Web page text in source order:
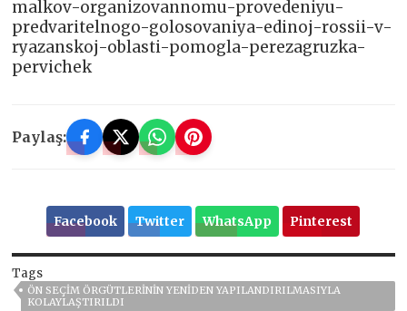
malkov-organizovannomu-provedeniyu-
predvaritelnogo-golosovaniya-edinoj-rossii-v-
ryazanskoj-oblasti-pomogla-perezagruzka-
pervichek
Paylaş:
Facebook Twitter WhatsApp Pinterest
Tags
ÖN SEÇIM ÖRGÜTLERININ YENIDEN YAPILANDIRILMASIYLA
KOLAYLAŞTIRILDI